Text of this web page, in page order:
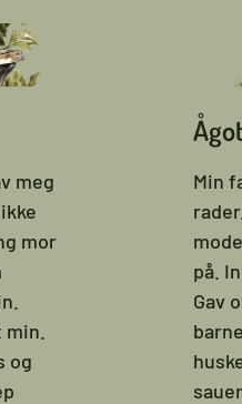
meg
mor
og
Min
på.
Gav